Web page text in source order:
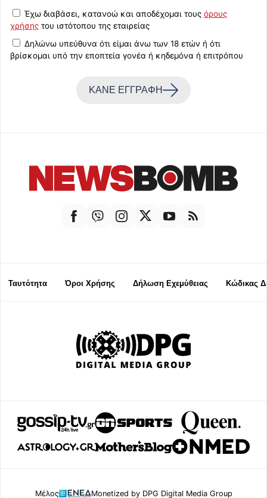
Έχω διαβάσει, κατανοώ και αποδέχομαι τους όρους
χρήσης του ιστότοπου της εταιρείας
Δηλώνω υπεύθυνα ότι είμαι άνω των 18 ετών ή ότι
βρίσκομαι υπό την εποπτεία γονέα ή κηδεμόνα ή επιτρόπου
ΚΑΝΕ ΕΓΓΡΑΦΗ
Ταυτότητα Όροι Χρήσης Δήλωση Εχεμύθειας Κώδικας
Μέλος Monetized by DPG Digital Media Group